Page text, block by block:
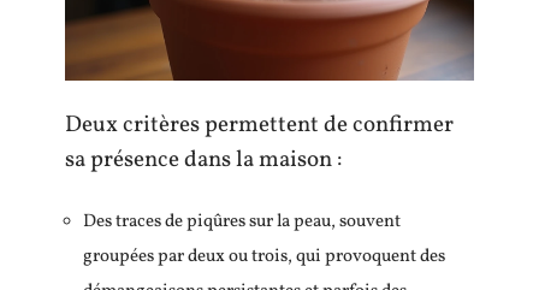
Deux critères permettent de confirmer
sa présence dans la maison :
Des traces de piqûres sur la peau, souvent
groupées par deux ou trois, qui provoquent des